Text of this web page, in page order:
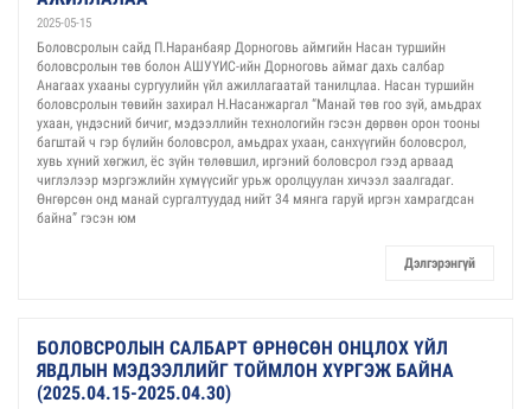
2025-05-15
Боловсролын сайд П.Наранбаяр Дорноговь аймгийн Насан туршийн
боловсролын төв болон АШУҮИС-ийн Дорноговь аймаг дахь салбар
Анагаах ухааны сургуулийн үйл ажиллагаатай танилцлаа. Насан туршийн
боловсролын төвийн захирал Н.Насанжаргал “Манай төв гоо зүй, амьдрах
ухаан, үндэсний бичиг, мэдээллийн технологийн гэсэн дөрвөн орон тооны
багштай ч гэр бүлийн боловсрол, амьдрах ухаан, санхүүгийн боловсрол,
хувь хүний хөгжил, ёс зүйн төлөвшил, иргэний боловсрол гээд арваад
чиглэлээр мэргэжлийн хүмүүсийг урьж оролцуулан хичээл заалгадаг.
Өнгөрсөн онд манай сургалтуудад нийт 34 мянга гаруй иргэн хамрагдсан
байна” гэсэн юм
Дэлгэрэнгүй
БОЛОВСРОЛЫН САЛБАРТ ӨРНӨСӨН ОНЦЛОХ ҮЙЛ
ЯВДЛЫН МЭДЭЭЛЛИЙГ ТОЙМЛОН ХҮРГЭЖ БАЙНА
(2025.04.15-2025.04.30)